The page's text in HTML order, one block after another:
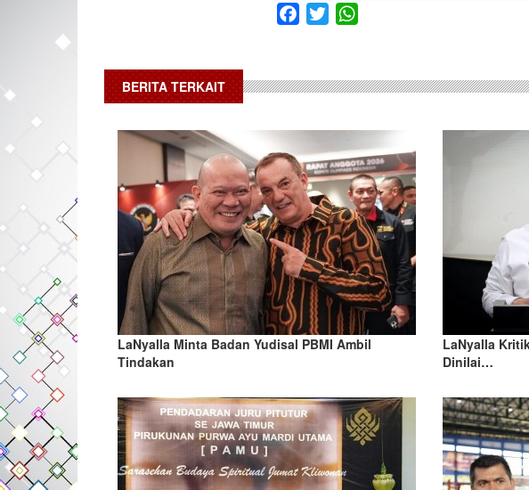
Facebook
Twitter
BERITA TERKAIT
LaNyalla Minta Badan Yudisal PBMI Ambil
Tindakan
LaNyalla
Dinilai…